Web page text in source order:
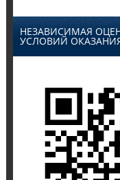
НЕЗАВИСИМАЯ
УСЛОВИЙ